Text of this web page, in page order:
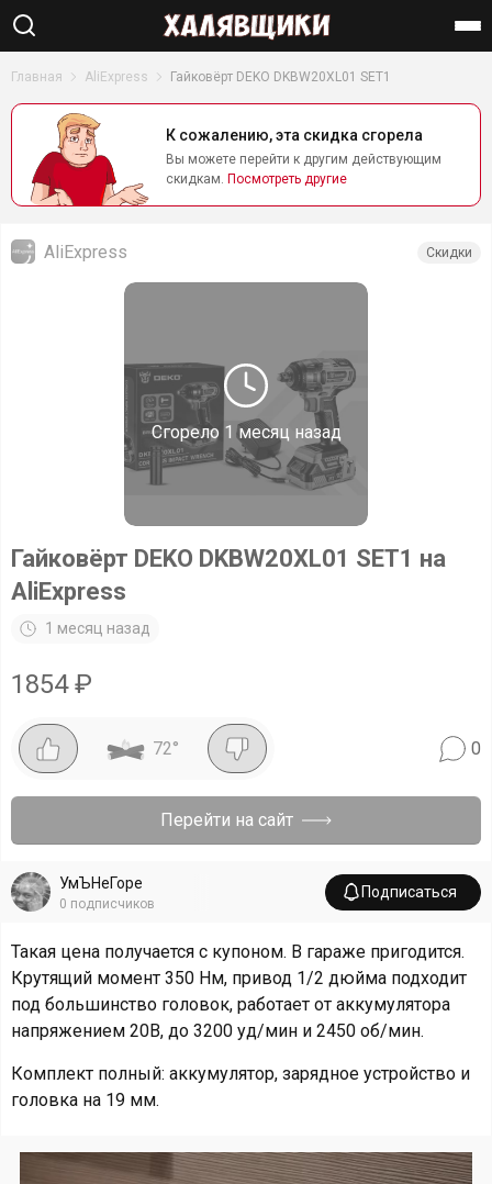
Главная AliExpress Гайковёрт DEKO DKBW20XL01 SET1
К сожалению, эта скидка сгорела
Вы можете перейти к другим действующим
скидкам. Посмотреть другие
Сгорело 1 месяц назад
AliExpress Скидки
Гайковёрт DEKO DKBW20XL01 SET1 на
AliExpress
1 месяц назад
1854₽
72° 0
Перейти на сайт
УмЪНеГоре
0 подписчиков
Подписаться
Такая цена получается с купоном. В гараже пригодится.
Крутящий момент 350 Нм, привод 1/2 дюйма подходит
под большинство головок, работает от аккумулятора
напряжением 20В, до 3200 уд/мин и 2450 об/мин.
Комплект полный: аккумулятор, зарядное устройство и
головка на 19 мм.